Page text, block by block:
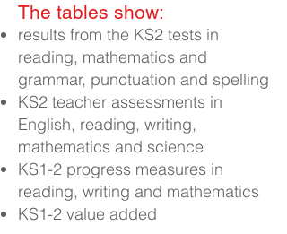
The tables show:​
results from the KS2 tests in
reading, mathematics and
grammar, punctuation and spelling
KS2 teacher assessments in
English, reading, writing,
mathematics and science
KS1-2 progress measures in
reading, writing and mathematics
KS1-2 value added